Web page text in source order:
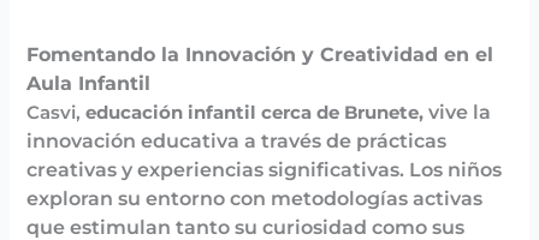
Fomentando la Innovación y Creatividad en el
Aula Infantil
Casvi,educación infantil cerca de Brunete, vive la
innovación educativa a través de prácticas
creativas y experiencias significativas. Los niños
exploran su entorno con metodologías activas
que estimulan tanto su curiosidad como sus